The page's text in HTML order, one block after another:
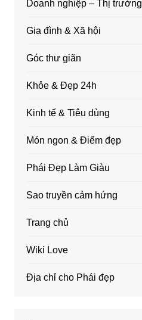
Doanh nghiệp – Thị trường
Gia đình & Xã hội
Góc thư giãn
Khỏe & Đẹp 24h
Kinh tế & Tiêu dùng
Món ngon & Điểm đẹp
Phái Đẹp Làm Giàu
Sao truyền cảm hứng
Trang chủ
Wiki Love
Địa chỉ cho Phái đẹp